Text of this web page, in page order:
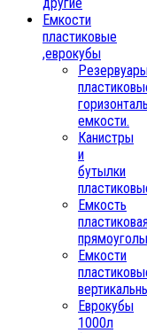
Емкости
пластиковые
,еврокубы
емкости.
Канистры
и
бутылки
Емкость
Емкости
Еврокубы
1000л